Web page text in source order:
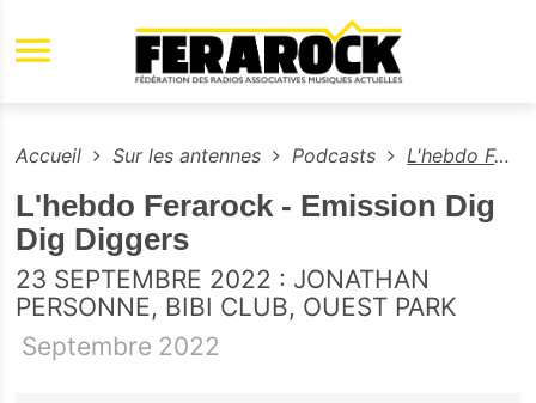
Aller au contenu principal
Accueil Sur les antennes Podcasts L'hebdo Ferarock - Emission Dig Dig Diggers
L'hebdo Ferarock - Emission Dig
Dig Diggers
23 SEPTEMBRE 2022 : JONATHAN
PERSONNE, BIBI CLUB, OUEST PARK
Septembre 2022